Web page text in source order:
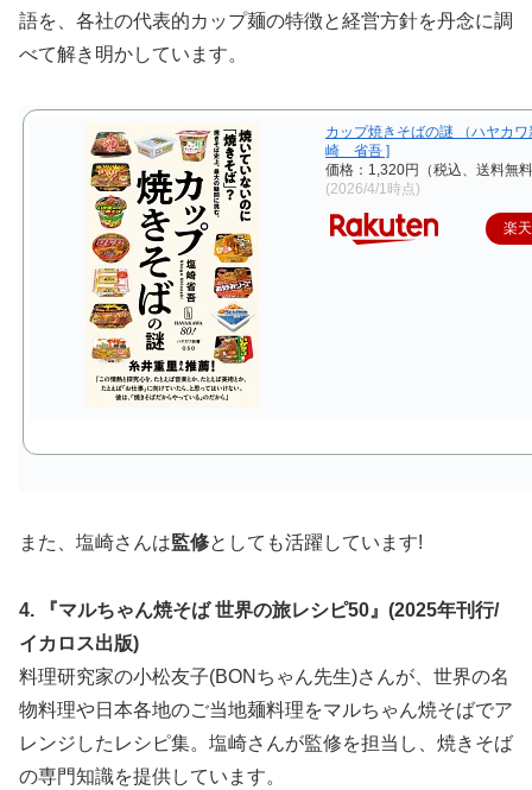
語を、各社の代表的カップ麺の特徴と経営方針を丹念に調
べて解き明かしています。
カップ焼きそばの謎 （ハヤカワ
崎 省吾 ]
価格：1,320円（税込、送料無
(2026/4/1時点)
楽
また、塩崎さんは監修としても活躍しています!
4. 『マルちゃん焼そば 世界の旅レシピ50』(2025年刊行/
イカロス出版)
料理研究家の小松友子(BONちゃん先生)さんが、世界の名
物料理や日本各地のご当地麺料理をマルちゃん焼そばでア
レンジしたレシピ集。塩崎さんが監修を担当し、焼きそば
の専門知識を提供しています。